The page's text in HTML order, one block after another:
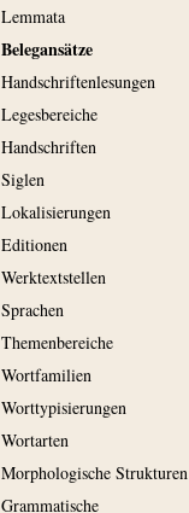
Lemmata
Belegansätze
Handschriftenlesungen
Legesbereiche
Handschriften
Siglen
Lokalisierungen
Editionen
Werktextstellen
Sprachen
Themenbereiche
Wortfamilien
Worttypisierungen
Wortarten
Morphologische Strukturen
Grammatische